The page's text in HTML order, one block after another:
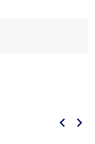
Forrige
keyboard_arrow_left keyboard_arrow_right